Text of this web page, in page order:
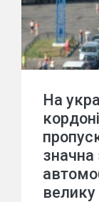
На
велику